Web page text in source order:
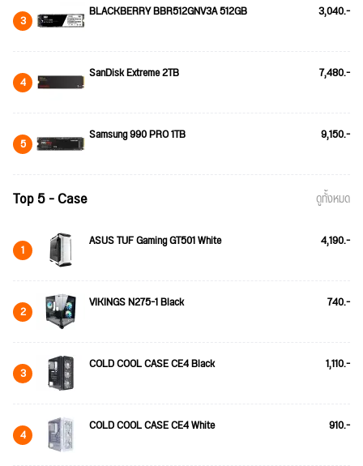
3 BLACKBERRY BBR512GNV3A 512GB 3,040.-
4 SanDisk Extreme 2TB 7,480.-
5 Samsung 990 PRO 1TB 9,150.-
Top 5 - Case ดูทั้งหมด
1 ASUS TUF Gaming GT501 White 4,190.-
2 VIKINGS N275-1 Black 740.-
3 COLD COOL CASE CE4 Black 1,110.-
4 COLD COOL CASE CE4 White 910.-